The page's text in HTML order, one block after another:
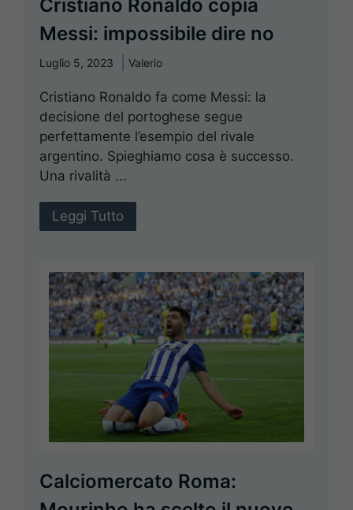
Cristiano Ronaldo copia
Messi: impossibile dire no
Luglio 5, 2023 Valerio
Cristiano Ronaldo fa come Messi: la
decisione del portoghese segue
perfettamente l’esempio del rivale
argentino. Spieghiamo cosa è successo.
Una rivalità ...
Leggi Tutto
Calciomercato Roma: